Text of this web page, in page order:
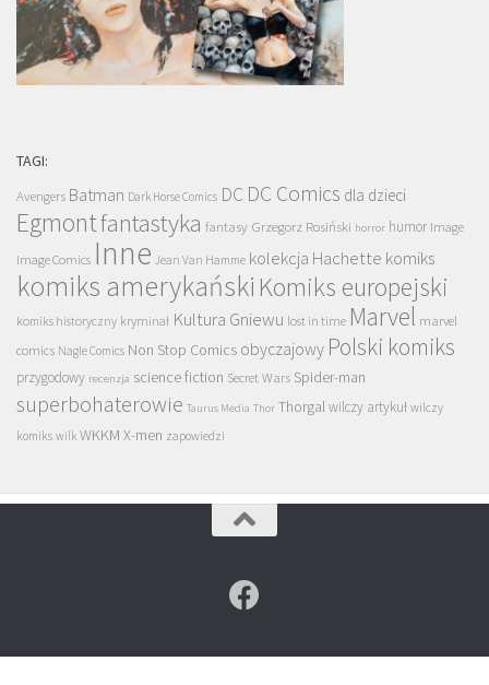
TAGI:
Avengers Batman Dark Horse Comics DC DC Comics dla dzieci
Egmontfantastyka fantasy Grzegorz Rosiński horror humor Image
Image Comics Inne Jean Van Hamme kolekcja Hachette komiks
komiks amerykański Komiks europejski
komiks historyczny kryminał Kultura Gniewu lost in time Marvel marvel
comics Nagle Comics Non Stop Comics obyczajowy Polski komiks
przygodowy recenzja science fiction Secret Wars Spider-man
superbohaterowie Taurus Media Thor Thorgal wilczy artykuł wilczy
komiks wilk WKKM X-men zapowiedzi